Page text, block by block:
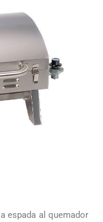
espada al quemador